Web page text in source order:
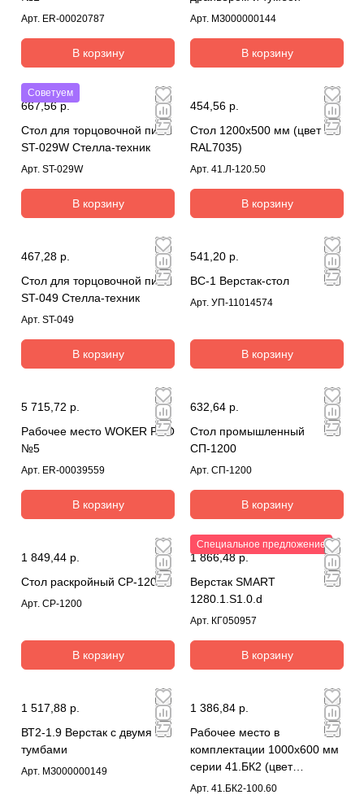
Арт. ER-00020787
В корзину
Арт. МЗ000000144
В корзину
Советуем
667,56 р.
Стол для торцовочной пилы
ST-029W Стелла-техник
Арт. ST-029W
В корзину
454,56 р.
Стол 1200х500 мм (цвет
RAL7035)
Арт. 41.Л-120.50
В корзину
467,28 р.
Стол для торцовочной пилы
ST-049 Стелла-техник
Арт. ST-049
В корзину
541,20 р.
ВС-1 Верстак-стол
Арт. УП-11014574
В корзину
5 715,72 р.
Рабочее место WOKER PRO
№5
Арт. ER-00039559
В корзину
632,64 р.
Стол промышленный
СП-1200
Арт. СП-1200
В корзину
1 849,44 р.
Стол раскройный СР-1200
Арт. СР-1200
В корзину
Специальное предложение
1 866,48 р.
Верстак SMART
1280.1.S1.0.d
Арт. КГ050957
В корзину
1 517,88 р.
ВТ2-1.9 Верстак с двумя
тумбами
Арт. МЗ000000149
1 386,84 р.
Рабочее место в
комплектации 1000х600 мм
серии 41.БК2 (цвет
RAL7035)
Арт. 41.БК2-100.60